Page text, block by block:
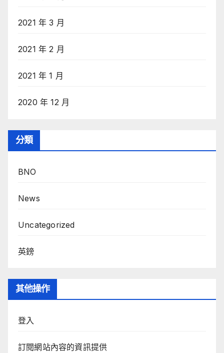
2021 年 3 月
2021 年 2 月
2021 年 1 月
2020 年 12 月
分類
BNO
News
Uncategorized
英鎊
其他操作
登入
訂閱網站內容的資訊提供